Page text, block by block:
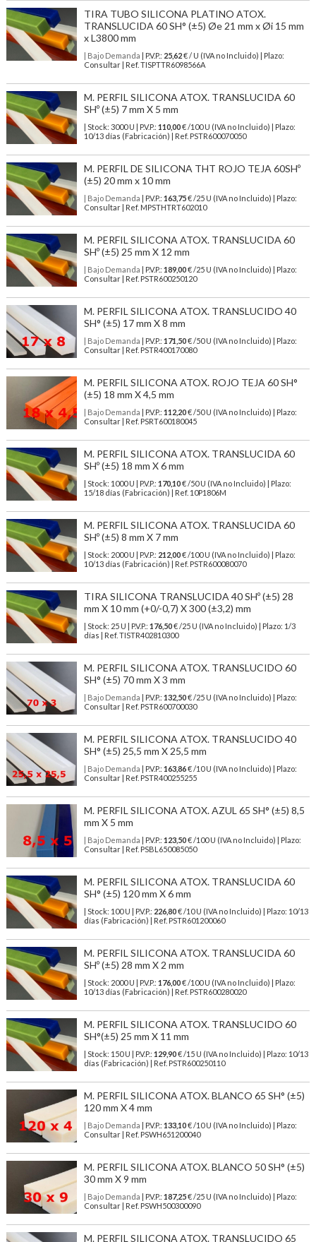
TIRA TUBO SILICONA PLATINO ATOX.
TRANSLUCIDA 60 SH° (±5) Øe 21 mm x Øi 15 mm
x L3800 mm
| Bajo Demanda | P.V.P.: 25,62€ / U (IVA no Incluido) | Plazo:
Consultar | Ref. TISPTTR6098566A
M. PERFIL SILICONA ATOX. TRANSLUCIDA 60
SHº (±5) 7 mm X 5 mm
| Stock: 3000 U | P.V.P.: 110,00€/100 U (IVA no Incluido)
| Plazo:
10/13 días (Fabricación) | Ref. PSTR600070050
M. PERFIL DE SILICONA THT ROJO TEJA 60SHº
(±5) 20 mm x 10 mm
| Bajo Demanda | P.V.P.: 163,75€ /25 U (IVA no Incluido) | Plazo:
Consultar | Ref. MPSTHTRT602010
M. PERFIL SILICONA ATOX. TRANSLUCIDA 60
SHº (±5) 25 mm X 12 mm
| Bajo Demanda | P.V.P.: 189,00€ /25 U (IVA no Incluido) | Plazo:
Consultar | Ref. PSTR600250120
M. PERFIL SILICONA ATOX. TRANSLUCIDO 40
SH° (±5) 17 mm X 8 mm
| Bajo Demanda | P.V.P.: 171,50€ /50 U (IVA no Incluido) | Plazo:
Consultar | Ref. PSTR400170080
M. PERFIL SILICONA ATOX. ROJO TEJA 60 SH°
(±5) 18 mm X 4,5 mm
| Bajo Demanda | P.V.P.: 112,20€ /50 U (IVA no Incluido) | Plazo:
Consultar | Ref. PSRT600180045
M. PERFIL SILICONA ATOX. TRANSLUCIDA 60
SHº (±5) 18 mm X 6 mm
| Stock: 1000 U | P.V.P.: 170,10€/50 U (IVA no Incluido)
| Plazo:
15/18 días (Fabricación) | Ref. 10P1806M
M. PERFIL SILICONA ATOX. TRANSLUCIDA 60
SHº (±5) 8 mm X 7 mm
| Stock: 2000 U | P.V.P.: 212,00€/100 U (IVA no Incluido)
| Plazo:
10/13 días (Fabricación) | Ref. PSTR600080070
TIRA SILICONA TRANSLUCIDA 40 SHº (±5) 28
mm X 10 mm (+0/-0,7) X 300 (±3,2) mm
| Stock: 25 U | P.V.P.: 176,50€/25 U (IVA no Incluido)
| Plazo: 1/3
días | Ref. TISTR402810300
M. PERFIL SILICONA ATOX. TRANSLUCIDO 60
SH° (±5) 70 mm X 3 mm
| Bajo Demanda | P.V.P.: 132,50€ /25 U (IVA no Incluido) | Plazo:
Consultar | Ref. PSTR600700030
M. PERFIL SILICONA ATOX. TRANSLUCIDO 40
SH° (±5) 25,5 mm X 25,5 mm
| Bajo Demanda | P.V.P.: 163,86€ /10 U (IVA no Incluido) | Plazo:
Consultar | Ref. PSTR400255255
M. PERFIL SILICONA ATOX. AZUL 65 SH° (±5) 8,5
mm X 5 mm
| Bajo Demanda | P.V.P.: 123,50€ /100 U (IVA no Incluido) | Plazo:
Consultar | Ref. PSBL650085050
M. PERFIL SILICONA ATOX. TRANSLUCIDA 60
SH° (±5) 120 mm X 6 mm
| Stock: 100 U | P.V.P.: 226,80€/10 U (IVA no Incluido)
| Plazo: 10/13
días (Fabricación) | Ref. PSTR601200060
M. PERFIL SILICONA ATOX. TRANSLUCIDA 60
SHº (±5) 28 mm X 2 mm
| Stock: 2000 U | P.V.P.: 176,00€/100 U (IVA no Incluido)
| Plazo:
10/13 días (Fabricación) | Ref. PSTR600280020
M. PERFIL SILICONA ATOX. TRANSLUCIDO 60
SH°(±5) 25 mm X 11 mm
| Stock: 150 U | P.V.P.: 129,90€/15 U (IVA no Incluido)
| Plazo: 10/13
días (Fabricación) | Ref. PSTR600250110
M. PERFIL SILICONA ATOX. BLANCO 65 SH° (±5)
120 mm X 4 mm
| Bajo Demanda | P.V.P.: 133,10€ /10 U (IVA no Incluido) | Plazo:
Consultar | Ref. PSWH651200040
M. PERFIL SILICONA ATOX. BLANCO 50 SH° (±5)
30 mm X 9 mm
| Bajo Demanda | P.V.P.: 187,25€ /25 U (IVA no Incluido) | Plazo:
Consultar | Ref. PSWH500300090
M. PERFIL SILICONA ATOX. TRANSLUCIDO 65